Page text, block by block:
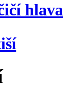
hlava